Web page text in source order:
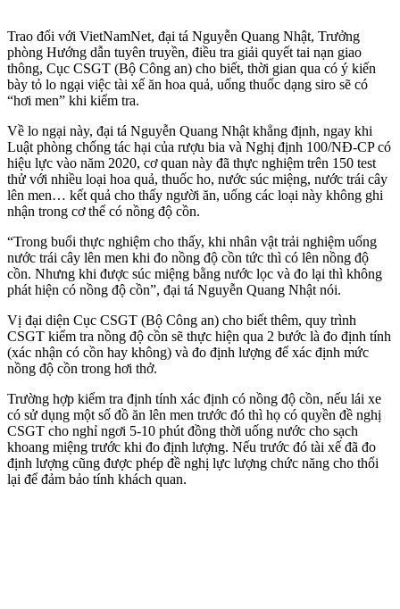
Trao đổi với VietNamNet, đại tá Nguyễn Quang Nhật, Trưởng
phòng Hướng dẫn tuyên truyền, điều tra giải quyết tai nạn giao
thông, Cục CSGT (Bộ Công an) cho biết, thời gian qua có ý kiến
bày tỏ lo ngại việc tài xế ăn hoa quả, uống thuốc dạng siro sẽ có
“hơi men” khi kiểm tra.
Về lo ngại này, đại tá Nguyễn Quang Nhật khẳng định, ngay khi
Luật phòng chống tác hại của rượu bia và Nghị định 100/NĐ-CP có
hiệu lực vào năm 2020, cơ quan này đã thực nghiệm trên 150 test
thử với nhiều loại hoa quả, thuốc ho, nước súc miệng, nước trái cây
lên men… kết quả cho thấy người ăn, uống các loại này không ghi
nhận trong c‌ơ th‌ể có nồng độ cồn.
“Trong buổi thực nghiệm cho thấy, khi nhân vật trải nghiệm uống
nước trái cây lên men khi đo nồng độ cồn tức thì có lên nồng độ
cồn. Nhưng khi được súc miệng bằng nước lọc và đo lại thì không
phát hiện có nồng độ cồn”, đại tá Nguyễn Quang Nhật nói.
Vị đại diện Cục CSGT (Bộ Công an) cho biết thêm, quy trình
CSGT kiểm tra nồng độ cồn sẽ thực hiện qua 2 bước là đo định tính
(xác nhận có cồn hay không) và đo định lượng để xác định mức
nồng độ cồn trong hơi thở.
Trường hợp kiểm tra định tính xác định có nồng độ cồn, nếu lái xe
có sử dụng một số đồ ăn lên men trước đó thì họ có quyền đề nghị
CSGT cho nghỉ ngơi 5-10 phút đồng thời uống nước cho sạch
khoang miệng trước khi đo định lượng. Nếu trước đó tài xế đã đo
định lượng cũng được phép đề nghị lực lượng chức năng cho thổi
lại để đảm bảo tính khách quan.